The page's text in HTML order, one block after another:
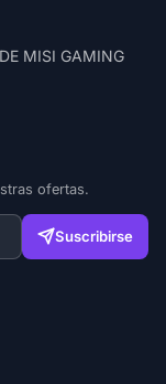
MISI GAMING
ofertas.
Suscribirse